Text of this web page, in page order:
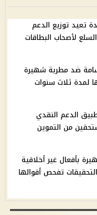
تعيد توزيع الدعم
لأصحاب البطاقات
ضد مطربة شهيرة
لمدة ثلاث سنوات
الدعم النقدي
من التموين
بأفعال غير أخلاقية
تفحص أقوالها